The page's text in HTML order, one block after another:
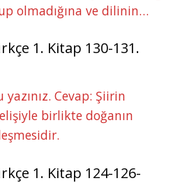
olmadığına ve dilinin…
1. Kitap 130-131.
Cevap: Şiirin
birlikte doğanın
1. Kitap 124-126-